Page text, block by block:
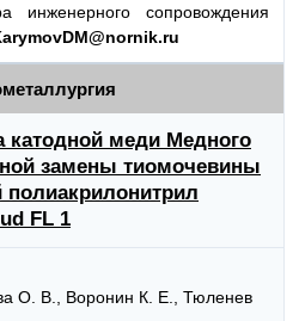
инженерного сопровождения
катодной меди Медного
замены тиомочевины
FL 1
О. В., Воронин К. Е., Тюленев